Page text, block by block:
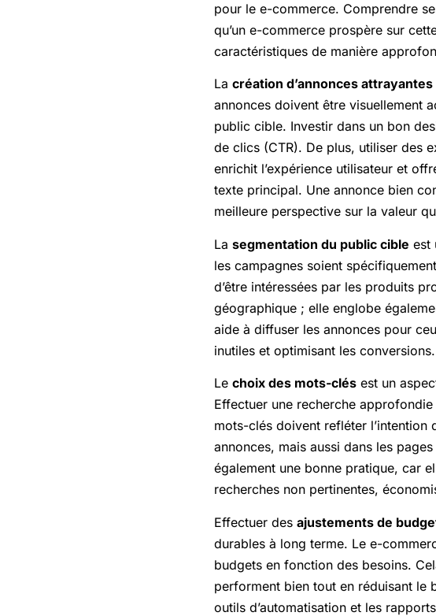
pour le e-commerce. Comprendre
qu’un e-commerce prospère sur
caractéristiques de manière
La création d’annonces attrayantes
annonces doivent être visuellement
public cible. Investir dans un bon
de clics (CTR). De plus, utiliser des
enrichit l’expérience utilisateur et
texte principal. Une annonce bien
meilleure perspective sur la valeur
La segmentation du public cible est
les campagnes soient
d’être intéressées par les produits
géographique ; elle englobe
aide à diffuser les annonces pour
inutiles et optimisant les conversions.
Le choix des mots-clés est un
Effectuer une recherche
mots-clés doivent refléter l’intention
annonces, mais aussi dans les
également une bonne pratique, car
recherches non pertinentes,
Effectuer des ajustements de
durables à long terme. Le e-
budgets en fonction des besoins.
performent bien tout en réduisant le
outils d’automatisation et les